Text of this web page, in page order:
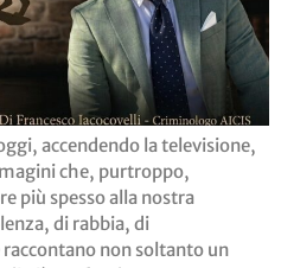
accendendo la televisione,
che, purtroppo,
più spesso alla nostra
di rabbia, di
non soltanto un